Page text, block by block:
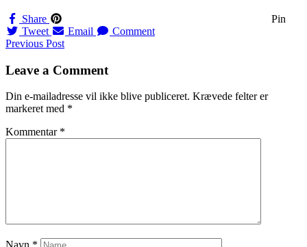
Share
Pin
Tweet
Email Comment
Navigation
til
Previous Post
Leave a Comment
Din e-mailadresse vil ikke blive publiceret. Krævede felter er
markeret med *
Kommentar *